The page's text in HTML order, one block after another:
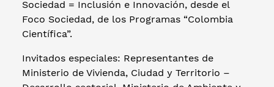
Sociedad = Inclusión e Innovación, desde el
Foco Sociedad, de los Programas “Colombia
Científica”.
Invitados especiales: Representantes de
Ministerio de Vivienda, Ciudad y Territorio –